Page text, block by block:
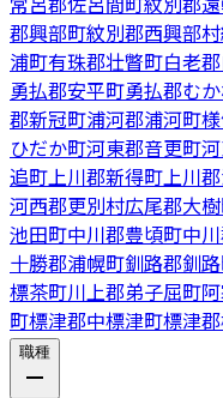
郡興部町紋別郡西興部村
浦町有珠郡壮瞥町白老
勇払郡安平町勇払郡む
郡新冠町浦河郡浦河町
ひだか町河東郡音更町
追町上川郡新得町上川
河西郡更別村広尾郡大
池田町中川郡豊頃町中
十勝郡浦幌町釧路郡釧
標茶町川上郡弟子屈町
町標津郡中標津町標津
職種